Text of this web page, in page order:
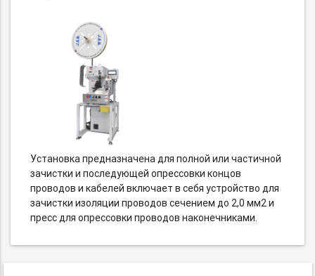
Установка предназначена для полной или частичной
зачистки и последующей опрессовки концов
проводов и кабелей включает в себя устройство для
зачистки изоляции проводов сечением до 2,0 мм2 и
пресс для опрессовки проводов наконечниками.